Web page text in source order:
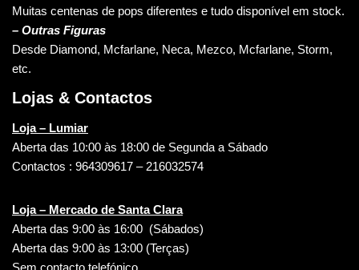
Muitas centenas de pops diferentes e tudo disponível em stock.
– Outras Figuras
Desde Diamond, Mcfarlane, Neca, Mezco, Mcfarlane, Storm,
etc.
Lojas & Contactos
Loja – Lumiar
Aberta das 10:00 às 18:00 de Segunda a Sábado
Contactos : 964309617 – 216032574
Loja – Mercado de Santa Clara
Aberta das 9:00 às 16:00 (Sábados)
Aberta das 9:00 às 13:00 (Terças)